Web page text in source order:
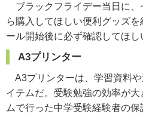
ブラックフライデー当日に、
ら購入してほしい便利グッズ
ール開始後に必ず確認してほし
A3プリンター
A3プリンターは、学習資料
イテムだ。受験勉強の効率が
ムで行った中学受験経験者の